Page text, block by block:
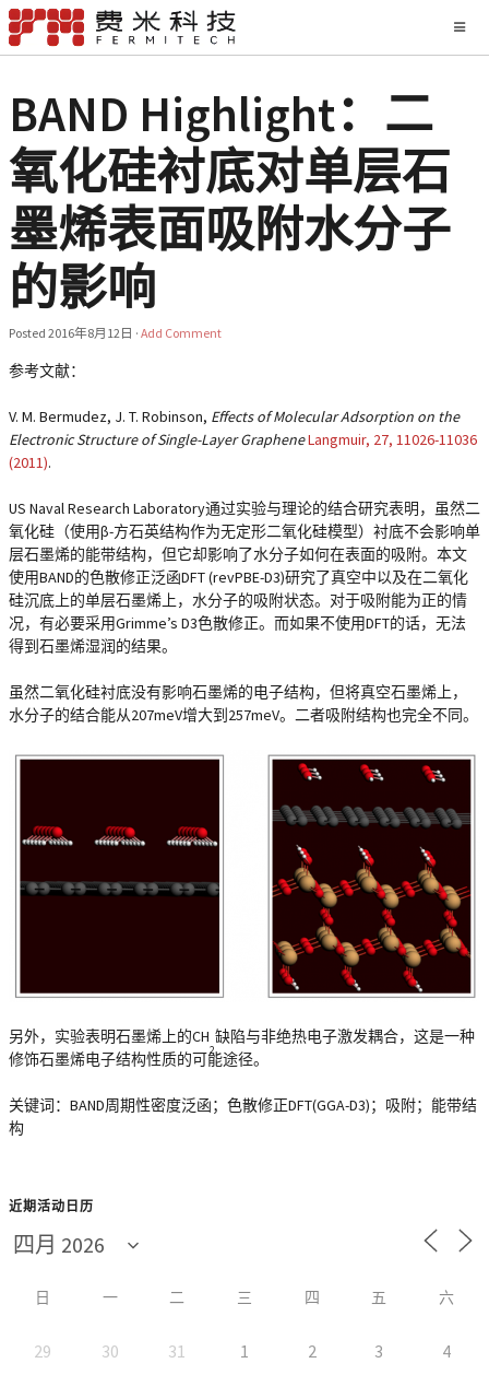
BAND Highlight：二
氧化硅衬底对单层石
墨烯表面吸附水分子
的影响
Posted 2016年8月12日 · Add Comment
参考文献：
V. M. Bermudez, J. T. Robinson, Effects of Molecular Adsorption on the
Electronic Structure of Single-Layer GrapheneLangmuir, 27, 11026-11036
(2011).
US Naval Research Laboratory通过实验与理论的结合研究表明，虽然二
氧化硅（使用β-方石英结构作为无定形二氧化硅模型）衬底不会影响单
层石墨烯的能带结构，但它却影响了水分子如何在表面的吸附。本文
使用BAND的色散修正泛函DFT (revPBE-D3)研究了真空中以及在二氧化
硅沉底上的单层石墨烯上，水分子的吸附状态。对于吸附能为正的情
况，有必要采用Grimme’s D3色散修正。而如果不使用DFT的话，无法
得到石墨烯湿润的结果。
虽然二氧化硅衬底没有影响石墨烯的电子结构，但将真空石墨烯上，
水分子的结合能从207meV增大到257meV。二者吸附结构也完全不同。
另外，实验表明石墨烯上的CH
2
缺陷与非绝热电子激发耦合，这是一种
修饰石墨烯电子结构性质的可能途径。
关键词：BAND周期性密度泛函；色散修正DFT(GGA-D3)；吸附；能带结
构
近期活动日历
日 一 二 三 四 五 六
29 30 31 1 2 3 4